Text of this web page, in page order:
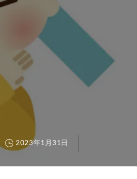
2023年1月31日